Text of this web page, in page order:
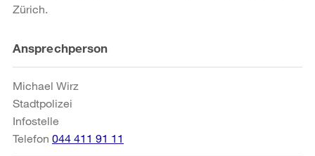
Zürich.
Weitere
Informationen
Ansprechperson
Michael Wirz
Stadtpolizei
Infostelle
Telefon 044 411 91 11